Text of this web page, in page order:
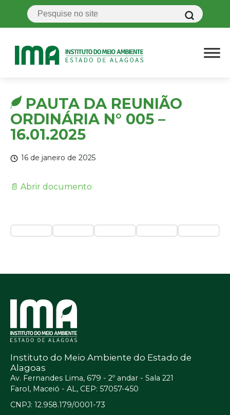
PAUTA DA REUNIÃO
ORDINÁRIA N° 005 –
16.01.2025
16 de janeiro de 2025
📄 Abrir documento
Instituto do Meio Ambiente do Estado de
Alagoas
Av. Fernandes Lima, 679 - 2º andar - Sala 221
Farol, Maceió - AL, CEP: 57057-450
CNPJ: 12.958.179/0001-73